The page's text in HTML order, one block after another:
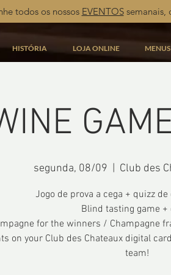
todos os nossos EVENTOSsemanais,
HISTÓRIA LOJA ONLINE MENUS
segunda, 08/09 Club des
Jogo de prova a cega + quizz
Blind tasting game +
for the winners / Champagne
on your Club des Chateaux digital
team!